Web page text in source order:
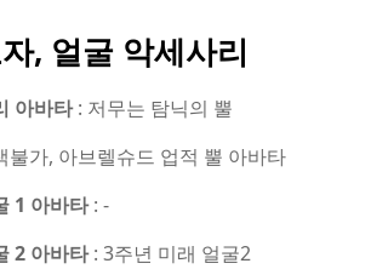
, 얼굴 악세사리
아바타: 저무는 탐닉의 뿔
불가, 아브렐슈드 업적 뿔 아바타
1 아바타: -
2 아바타: 3주년 미래 얼굴2